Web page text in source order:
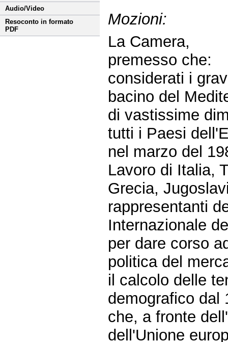
Audio/Video
Resoconto in formato
PDF
Mozioni:
La Camera,
premesso che:
considerati i
bacino del
di vastissime
tutti i Paesi
nel marzo del
Lavoro di Italia,
Grecia,
rappresentanti
Internazionale
per dare corso
politica del
il calcolo delle
demografico dal
che, a fronte
dell'Unione